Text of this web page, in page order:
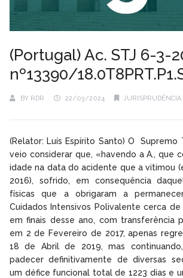
(Portugal) Ac. STJ 6-3-
nº13390/
BY RDR 22/03/2024 JURISPRUDÊNCIA
(Relator: Luís Espírito Santo) O Supremo
veio considerar que, «havendo a A., que
idade na data do acidente que a vitimou
2016), sofrido, em consequência
físicas que a obrigaram a
Cuidados Intensivos Polivalente cerca
em finais desse ano, com transferência
em 2 de Fevereiro de 2017, apenas
18 de Abril de 2019, mas
padecer definitivamente de diversas
um défice funcional total de 1223 dias e